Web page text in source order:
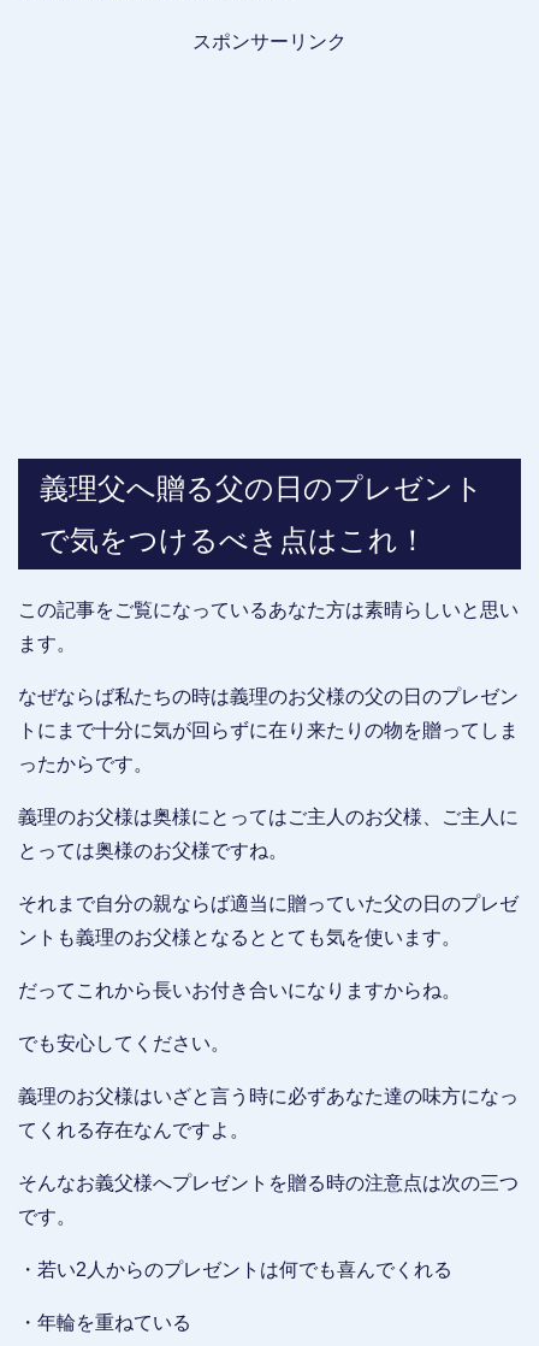
スポンサーリンク
義理父へ贈る父の日のプレゼント
で気をつけるべき点はこれ！
この記事をご覧になっているあなた方は素晴らしいと思い
ます。
なぜならば私たちの時は義理のお父様の父の日のプレゼン
トにまで十分に気が回らずに在り来たりの物を贈ってしま
ったからです。
義理のお父様は奥様にとってはご主人のお父様、ご主人に
とっては奥様のお父様ですね。
それまで自分の親ならば適当に贈っていた父の日のプレゼ
ントも義理のお父様となるととても気を使います。
だってこれから長いお付き合いになりますからね。
でも安心してください。
義理のお父様はいざと言う時に必ずあなた達の味方になっ
てくれる存在なんですよ。
そんなお義父様へプレゼントを贈る時の注意点は次の三つ
です。
・若い2人からのプレゼントは何でも喜んでくれる
・年輪を重ねている